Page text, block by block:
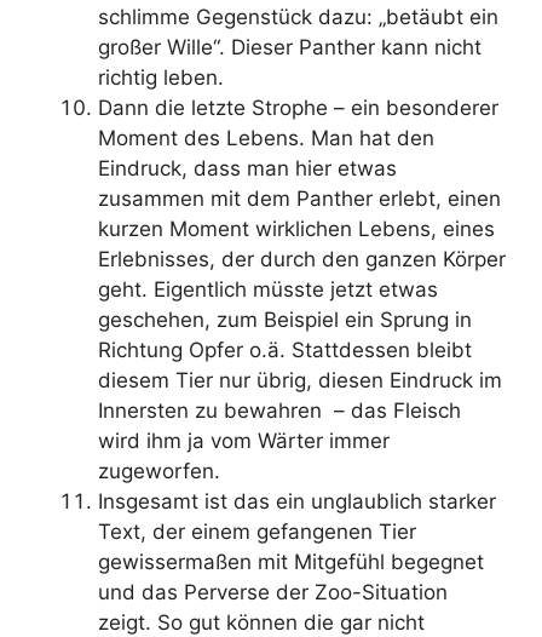
schlimme Gegenstück dazu: „betäubt ein
großer Wille“. Dieser Panther kann nicht
richtig leben.
Dann die letzte Strophe – ein besonderer
Moment des Lebens. Man hat den
Eindruck, dass man hier etwas
zusammen mit dem Panther erlebt, einen
kurzen Moment wirklichen Lebens, eines
Erlebnisses, der durch den ganzen Körper
geht. Eigentlich müsste jetzt etwas
geschehen, zum Beispiel ein Sprung in
Richtung Opfer o.ä. Stattdessen bleibt
diesem Tier nur übrig, diesen Eindruck im
Innersten zu bewahren – das Fleisch
wird ihm ja vom Wärter immer
zugeworfen.
Insgesamt ist das ein unglaublich starker
Text, der einem gefangenen Tier
gewissermaßen mit Mitgefühl begegnet
und das Perverse der Zoo-Situation
zeigt. So gut können die gar nicht